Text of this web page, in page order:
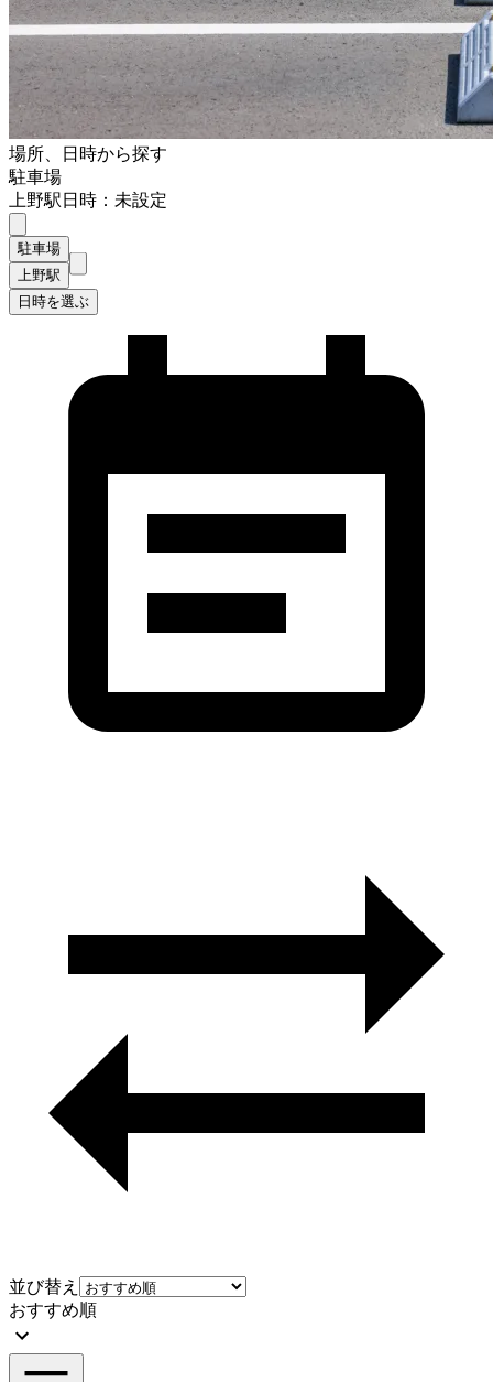
場所、日時から探す
駐車場
上野駅日時：未設定
駐車場
上野駅
日時を選ぶ
並び替え
おすすめ順